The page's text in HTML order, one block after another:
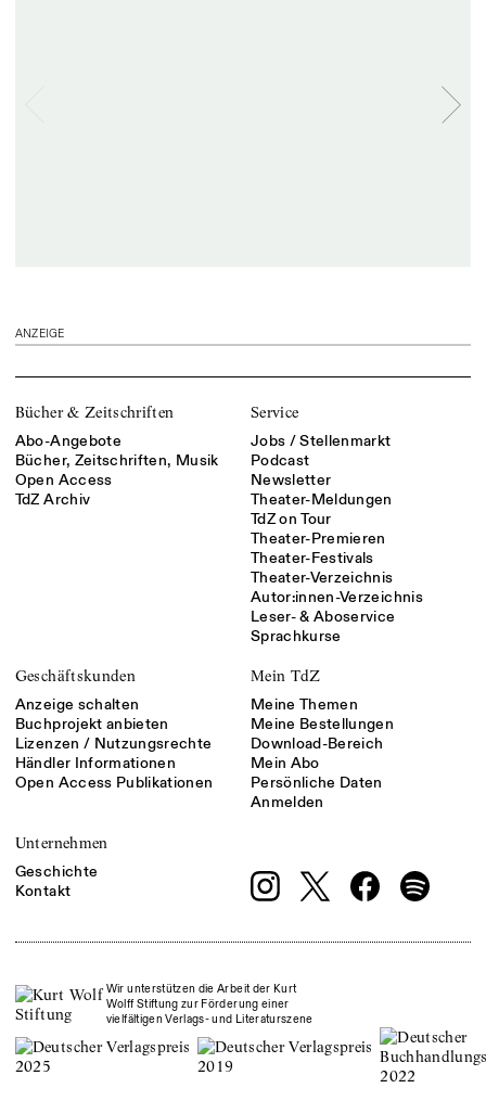
ANZEIGE
Bücher & Zeitschriften
Abo-Angebote
Bücher, Zeitschriften, Musik
Open Access
TdZ Archiv
Service
Jobs / Stellenmarkt
Podcast
Newsletter
Theater-Meldungen
TdZ on Tour
Theater-Premieren
Theater-Festivals
Theater-Verzeichnis
Autor:innen-Verzeichnis
Leser- & Aboservice
Sprachkurse
Geschäftskunden
Anzeige schalten
Buchprojekt anbieten
Lizenzen / Nutzungsrechte
Händler Informationen
Open Access Publikationen
Mein TdZ
Meine Themen
Meine Bestellungen
Download-Bereich
Mein Abo
Persönliche Daten
Anmelden
Unternehmen
Geschichte
Kontakt
Wir unterstützen die Arbeit der Kurt
Wolff Stiftung zur Förderung einer
vielfältigen Verlags- und Literaturszene